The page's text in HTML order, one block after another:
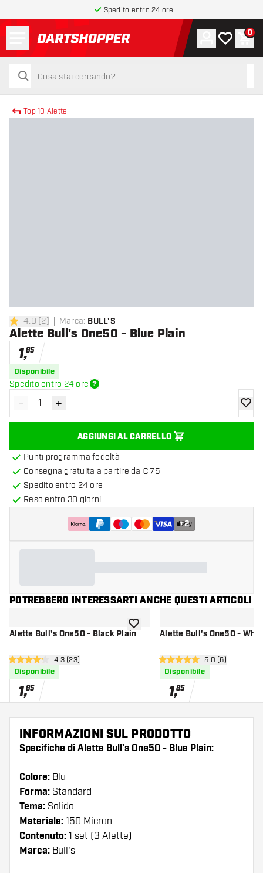
Spedito entro 24 ore
torna alla home page
cerca
cerca
Account
La mia0
Top 10 Alette
4 stelle di valutazione
4.0 [2] Marca: BULL'S
Alette Bull's One50 - Blue Plain
1,85
Disponibile
Spedito entro 24 ore
Diminuisci quantità
- Aumenta quantità
+
AGGIUNGI AL CARRELLO
Punti programma fedeltà
Consegna gratuita a partire da € 75
Spedito entro 24 ore
Reso entro 30 giorni
+2
POTREBBERO INTERESSARTI ANCHE QUESTI ARTICOLI
Alette Bull's One50 - Black Plain
apri pannello recensioni
4.3 stelle di valutazione
4.3 (23)
Disponibile
1,85
aggiungi alla lista dei desideri
Alette Bull's One50 -
apri pannello
5 stelle di valutazione
5.0 (6)
Disponibile
1,85
INFORMAZIONI SUL PRODOTTO
Specifiche di Alette Bull's One50 - Blue Plain:
Colore: Blu
Forma: Standard
Tema: Solido
Materiale: 150 Micron
Contenuto: 1 set (3 Alette)
Marca: Bull's